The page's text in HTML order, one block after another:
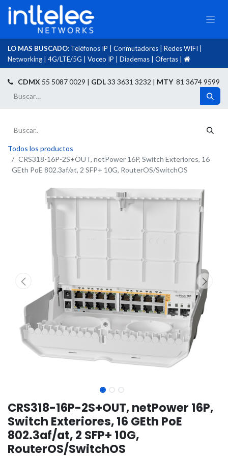
LO MAS BUSCADO: Teléfonos IP Conmutadores Redes WIFI
Networking
4G/LTE/5G Voceo IP Diademas Ofertas
CDMX 55 5087 0029 | GDL33 3631 3232 | MTY81 3674 9599
Todos los productos
CRS318-16P-2S+OUT, netPower 16P, Switch Exteriores, 16
GEth PoE 802.3af/at, 2 SFP+ 10G, RouterOS/SwitchOS
CRS318-16P-2S+OUT, netPower 16P,
Switch Exteriores, 16 GEth PoE
802.3af/at, 2 SFP+ 10G,
RouterOS/SwitchOS